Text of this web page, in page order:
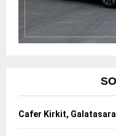
Cafer Kirkit,